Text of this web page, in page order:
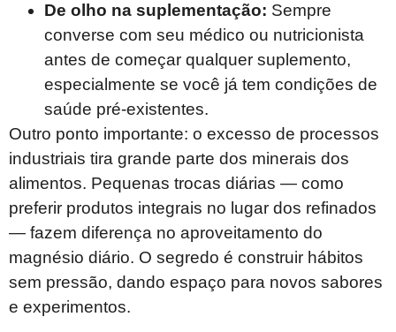
De olho na suplementação: Sempre
converse com seu médico ou nutricionista
antes de começar qualquer suplemento,
especialmente se você já tem condições de
saúde pré-existentes.
Outro ponto importante: o excesso de processos
industriais tira grande parte dos minerais dos
alimentos. Pequenas trocas diárias — como
preferir produtos integrais no lugar dos refinados
— fazem diferença no aproveitamento do
magnésio diário. O segredo é construir hábitos
sem pressão, dando espaço para novos sabores
e experimentos.